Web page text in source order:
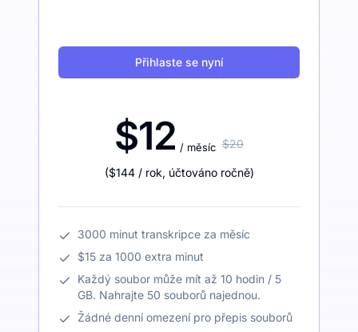
Přihlaste se nyní
$12 / měsíc $20
($144 / rok, účtováno ročně)
3000 minut transkripce za měsíc
$15 za 1000 extra minut
Každý soubor může mít až 10 hodin / 5
GB. Nahrajte 50 souborů najednou.
Žádné denní omezení pro přepis souborů